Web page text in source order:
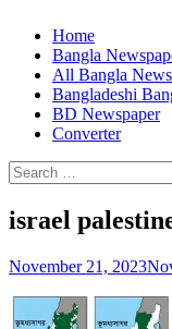
Home
Bangla
All Bangla
Bangladeshi
BD Newspaper
Converter
Search
for:
israel
November 21, 2023